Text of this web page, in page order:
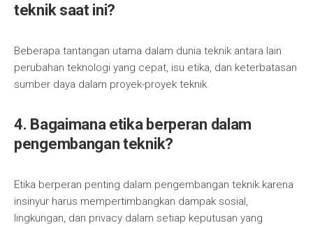
teknik saat ini?
Beberapa tantangan utama dalam dunia teknik antara lain
perubahan teknologi yang cepat, isu etika, dan keterbatasan
sumber daya dalam proyek-proyek teknik.
4. Bagaimana etika berperan dalam
pengembangan teknik?
Etika berperan penting dalam pengembangan teknik karena
insinyur harus mempertimbangkan dampak sosial,
lingkungan, dan privacy dalam setiap keputusan yang